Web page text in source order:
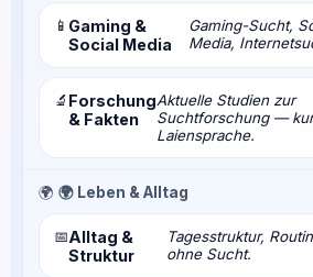
📱 Gaming &
Social Media
Gaming-Sucht,
Media,
🔬 Forschung
& Fakten
Aktuelle Studien zur
Suchtforschung —
Laiensprache.
🌍 🌍 Leben & Alltag
📅Alltag &
Struktur
Tagesstruktur,
ohne Sucht.